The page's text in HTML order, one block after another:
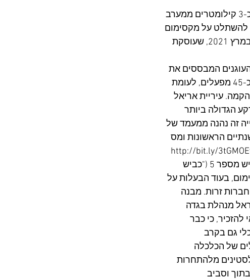
בשלהי שנות ה-90, החלה ישראל להקים את אזור התעשייה בנקודה המרוחקת כ-3 קילומטרים ממערב
להשתלט על מקסימום
שטח. הנה פיסקה מתוך עמוד 49 של הדו"ח שפרסמנו בשיתוף עם ארגון בצלם במרץ 2021, שעוסקת
הוקם ב-1996 והוא אחד משני העוגנים המבססים את
התפתחותה הכלכלית של העיר. שטחו עומד כיום על כ-950 דונם. במקום ישנם כ-45 מפעלים, לעומת
עיריית אריאל
כעתודת הקרקע הגדולה ביותר
זה נהנה ממעמד של
חברות בשנתיים הראשונות ומס
באזור תעשייה אריאל, כמו באזור התעשייה ברקן שממוקם מצידו הצפוני של כביש מספר 5 ("כביש
בעוד הבעלות על
זרות. מבנה
מנהלת בגדה
כי כבר
גם בקרב
של הכלכלה
מלהתחרות
וסביב